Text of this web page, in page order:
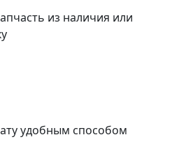
из наличия или
удобным способом